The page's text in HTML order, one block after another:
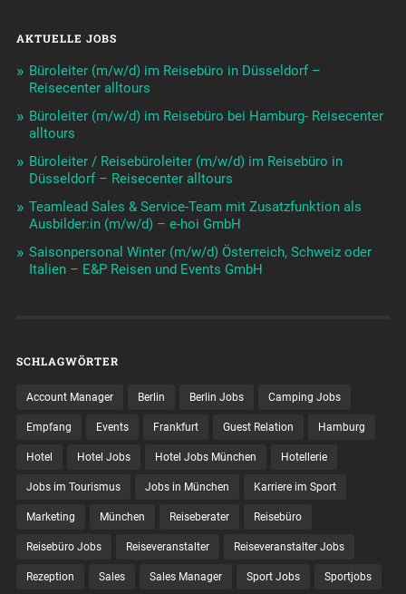
AKTUELLE JOBS
Büroleiter (m/w/d) im Reisebüro in Düsseldorf –
Reisecenter alltours
Büroleiter (m/w/d) im Reisebüro bei Hamburg- Reisecenter
alltours
Büroleiter / Reisebüroleiter (m/w/d) im Reisebüro in
Düsseldorf – Reisecenter alltours
Teamlead Sales & Service-Team mit Zusatzfunktion als
Ausbilder:in (m/w/d) – e-hoi GmbH
Saisonpersonal Winter (m/w/d) Österreich, Schweiz oder
Italien – E&P Reisen und Events GmbH
SCHLAGWÖRTER
Account Manager Berlin Berlin Jobs Camping Jobs
Empfang Events Frankfurt Guest Relation Hamburg
Hotel Hotel Jobs Hotel Jobs München Hotellerie
Jobs im Tourismus Jobs in München Karriere im Sport
Marketing München Reiseberater Reisebüro
Reisebüro Jobs Reiseveranstalter Reiseveranstalter Jobs
Rezeption Sales Sales Manager Sport Jobs Sportjobs